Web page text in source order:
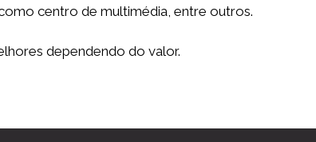
centro de multimédia, entre outros.
dependendo do valor.